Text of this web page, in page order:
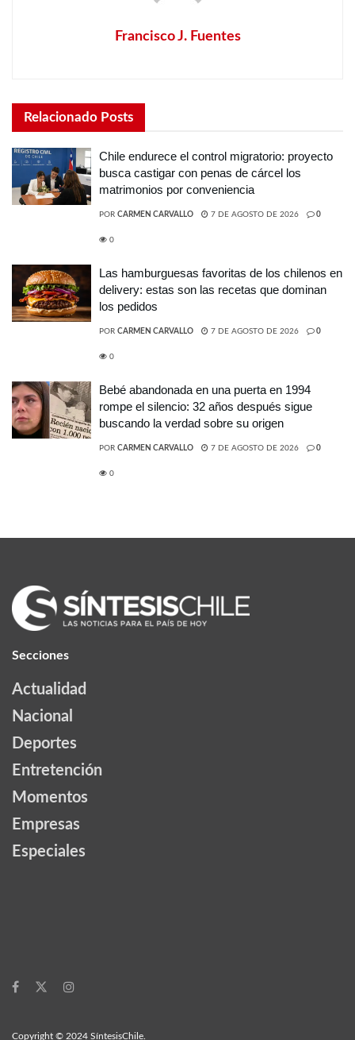
Francisco J. Fuentes
Relacionado Posts
Chile endurece el control migratorio: proyecto
busca castigar con penas de cárcel los
matrimonios por conveniencia
POR CARMEN CARVALLO 7 DE AGOSTO DE 2026 0
0
Las hamburguesas favoritas de los chilenos en
delivery: estas son las recetas que dominan
los pedidos
POR CARMEN CARVALLO 7 DE AGOSTO DE 2026 0
0
Bebé abandonada en una puerta en 1994
rompe el silencio: 32 años después sigue
buscando la verdad sobre su origen
POR CARMEN CARVALLO 7 DE AGOSTO DE 2026 0
0
Secciones
Actualidad
Nacional
Deportes
Entretención
Momentos
Empresas
Especiales
Copyright © 2024 SíntesisChile.